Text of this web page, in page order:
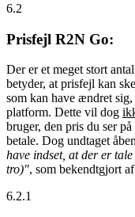
6.2
Prisfejl R2N Go:
Der er et meget stort
betyder, at prisfejl kan
som kan have ændret
platform. Dette vil dog
bruger, den pris du ser
betale. Dog undtaget
have indset, at der er
tro)", som bekendtgjort af
6.2.1